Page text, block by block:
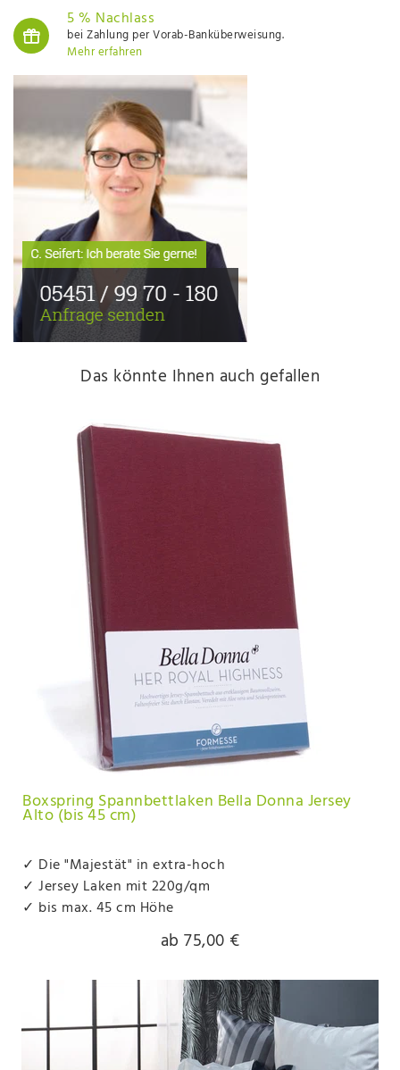
5 % Nachlass
bei Zahlung per Vorab-Banküberweisung.
Mehr erfahren
Das könnte Ihnen auch gefallen
Boxspring Spannbettlaken Bella Donna Jersey
Alto (bis 45 cm)
✓ Die "Majestät" in extra-hoch
✓ Jersey Laken mit 220g/qm
✓ bis max. 45 cm Höhe
ab 75,00 €